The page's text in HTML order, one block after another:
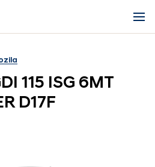
115 ISG 6MT
D17F